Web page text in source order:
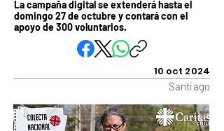
La campaña digital se extenderá hasta el
domingo 27 de octubre y contará con el
apoyo de 300 voluntarios.
10 oct 2024
Santiago